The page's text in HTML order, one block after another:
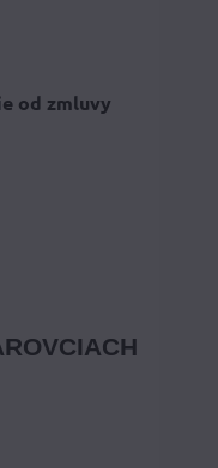
od zmluvy